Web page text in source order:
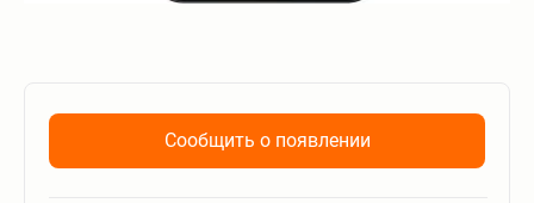
Сообщить о появлении